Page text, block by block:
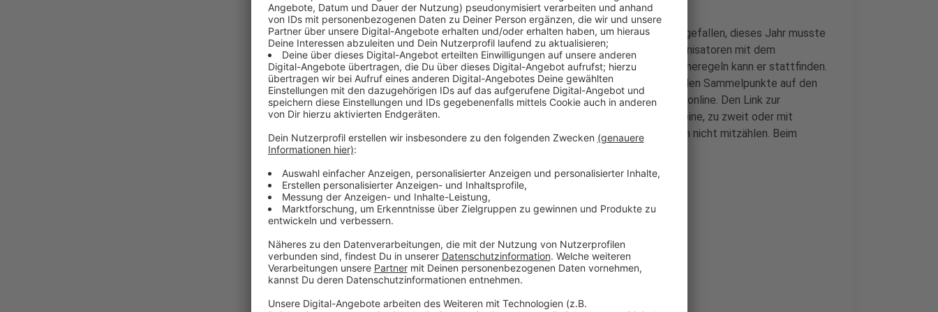
Im vergangenen Jahr ist der "Dreck-weg-Tag" Corona zum Opfer gefallen, dieses Jahr musste
er bereits zweimal verschoben werden. Jetzt haben sich die Organisatoren mit dem
Ordnungsamt geeinigt. Unter den geltenden Abstands- und Hygieneregeln kann er stattfinden.
Allerdings muss man sich registrieren, entweder an einem der beiden Sammelpunkte auf den
Oberkasseler Rheinwiesen und dem Garather Schützenplatz oder online. Den Link zur
Anmeldeseite gibt es auf ad.de. - Gesammelt werden darf nur alleine, zu zweit oder mit
Personen des eigenen Hausstandes, wobei Kinder unter 14 Jahren nicht mitzählen. Beim
Anzeige
Weitere Infos und Links zum Thema
Anzeige
Zur Anmeldeseite geht es hier entlang